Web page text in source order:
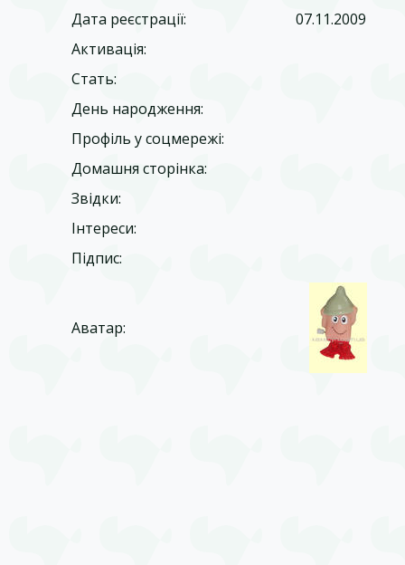
Дата реєстрації:
07.11.2009
Активація:
Стать:
День народження:
Профіль у соцмережі:
Домашня сторінка:
Звідки:
Інтереси:
Підпис:
Аватар: